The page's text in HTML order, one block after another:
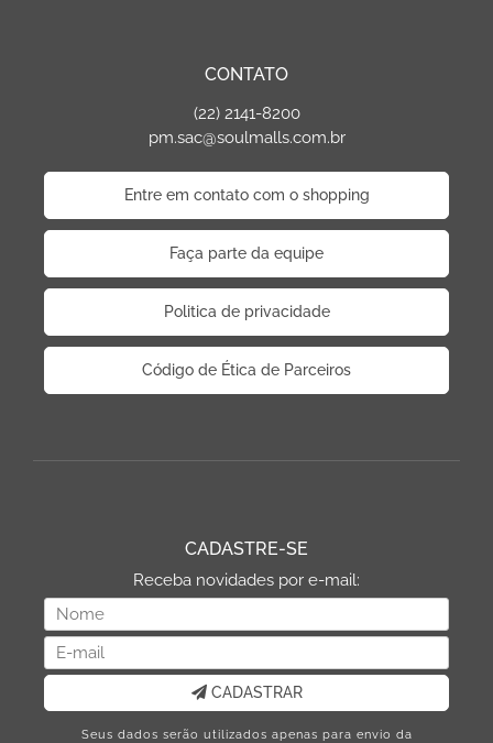
CONTATO
(22) 2141-8200
pm.sac@soulmalls.com.br
Entre em contato com o shopping
Faça parte da equipe
Politica de privacidade
Código de Ética de Parceiros
CADASTRE-SE
Receba novidades por e-mail:
CADASTRAR
Seus dados serão utilizados apenas para envio da